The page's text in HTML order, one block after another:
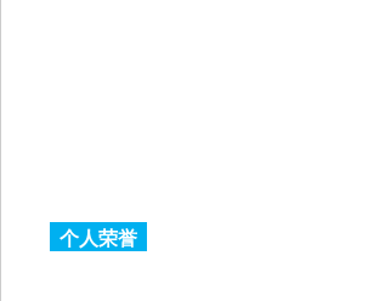
个人荣誉